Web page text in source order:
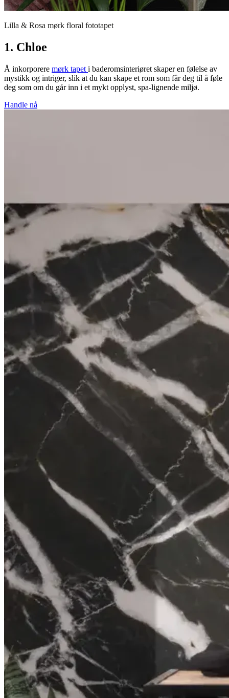
Lilla & Rosa mørk floral fototapet
1. Chloe
Å inkorporere mørk tapet i baderomsinteriøret skaper en følelse av
mystikk og intriger, slik at du kan skape et rom som får deg til å føle
deg som om du går inn i et mykt opplyst, spa-lignende miljø.
Handle nå